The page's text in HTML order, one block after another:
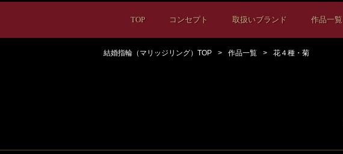
TOP コンセプト 取扱いブランド 作品一覧
結婚指輪（マリッジリング）TOP 作品一覧 花４種・菊